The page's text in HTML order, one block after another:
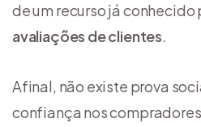
de um recurso já conhecido
avaliações de clientes.
Afinal, não existe prova
confiança nos